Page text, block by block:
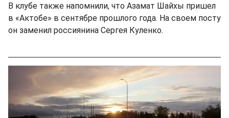
В клубе также напомнили, что Азамат Шайхы пришел
в «Актобе» в сентябре прошлого года. На своем посту
он заменил россиянина Сергея Куленко.